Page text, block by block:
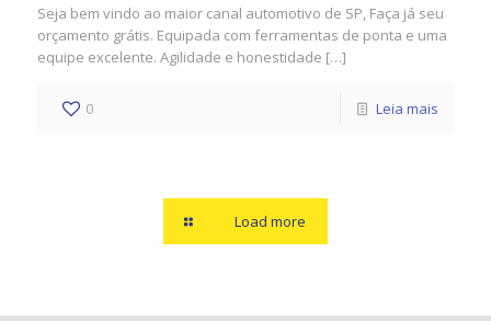
Seja bem vindo ao maior canal automotivo de SP, Faça já seu
orçamento grátis. Equipada com ferramentas de ponta e uma
equipe excelente. Agilidade e honestidade […]
0 Leia mais
Load more